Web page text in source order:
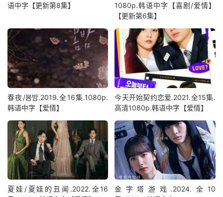
语中字【更新第8集】
1080p.韩语中字【喜剧/爱情】
【更新第6集】
春夜/봄밤‎.2019.全16集.1080p.
韩语中字【爱情】
今天开始契约恋爱.2021.全15集.
高清1080p.韩语中字【爱情】
夏娃/夏娃的丑闻.2022.全16
金字塔游戏.2024.全10